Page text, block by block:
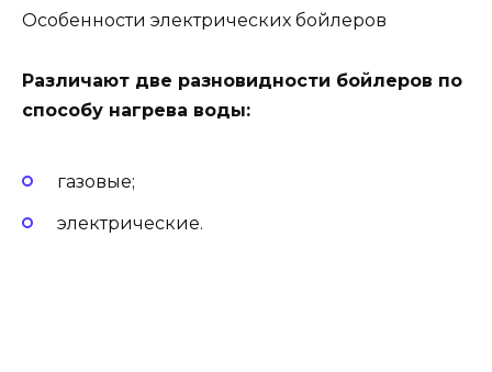
Особенности электрических бойлеров
Различают две разновидности бойлеров по
способу нагрева воды:
газовые;
электрические.